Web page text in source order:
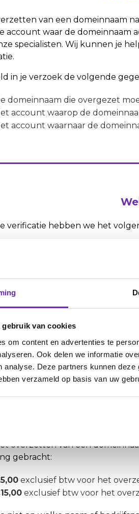
gebruik van cookies
om content en advertenties te
Ook delen we informatie
analyse. Deze partners kunnen
verzameld op basis van uw
van een domeinnaam
account waar de domeinnaam
specialisten. Wij kunnen je
in je verzoek de volgende
domeinnaam die overgezet
account waarop de
account waarnaar de
verificatie hebben we het
Een
Een
bestuurder zoals vermeld in
geaccepteerd.
alleen duidelijke
, die
wilt maken, volg dan de
overzetten van een
gebracht:
exclusief btw voor het
exclusief btw voor het